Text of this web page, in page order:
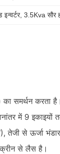
इन्वर्टर, 3.5Kva सौर
समर्थन करता है।
में 9 इकाइयों
से ऊर्जा
से लैस है।